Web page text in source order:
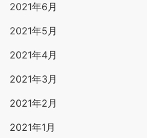
2021年6月
2021年5月
2021年4月
2021年3月
2021年2月
2021年1月